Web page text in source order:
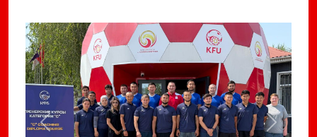
Previous Next